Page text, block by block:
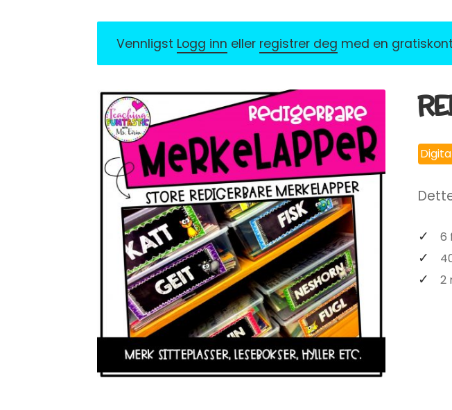
Vennligst Logg inn eller registrer deg med en
6
2